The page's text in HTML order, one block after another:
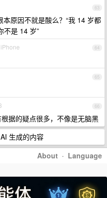
63
原因不就是酸么？“我 14 岁都
不是 14 岁”
64
65
66
据的疑点很多，不像是无脑黑
生成的内容
About · Language